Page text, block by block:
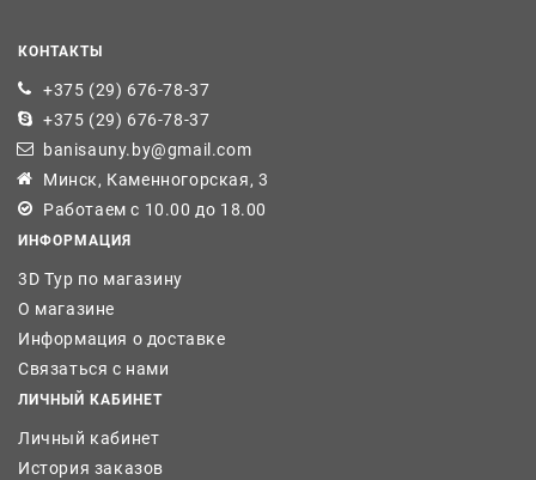
КОНТАКТЫ
+375 (29) 676-78-37
+375 (29) 676-78-37
banisauny.by@gmail.com
Минск, Каменногорская, 3
Работаем с 10.00 до 18.00
ИНФОРМАЦИЯ
3D Тур по магазину
О магазине
Информация о доставке
Связаться с нами
ЛИЧНЫЙ КАБИНЕТ
Личный кабинет
История заказов